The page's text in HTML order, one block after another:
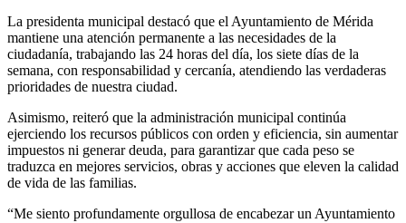
La presidenta municipal destacó que el Ayuntamiento de Mérida
mantiene una atención permanente a las necesidades de la
ciudadanía, trabajando las 24 horas del día, los siete días de la
semana, con responsabilidad y cercanía, atendiendo las verdaderas
prioridades de nuestra ciudad.
Asimismo, reiteró que la administración municipal continúa
ejerciendo los recursos públicos con orden y eficiencia, sin aumentar
impuestos ni generar deuda, para garantizar que cada peso se
traduzca en mejores servicios, obras y acciones que eleven la calidad
de vida de las familias.
“Me siento profundamente orgullosa de encabezar un Ayuntamiento